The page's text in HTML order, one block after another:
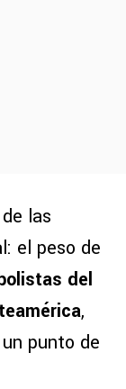
las
el peso de
del
,
punto de